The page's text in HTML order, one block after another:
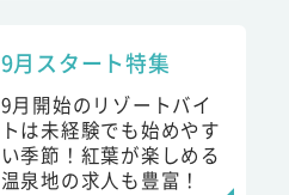
9月スタート特集
9月開始のリゾートバイ
トは未経験でも始めやす
い季節！紅葉が楽しめる
温泉地の求人も豊富！